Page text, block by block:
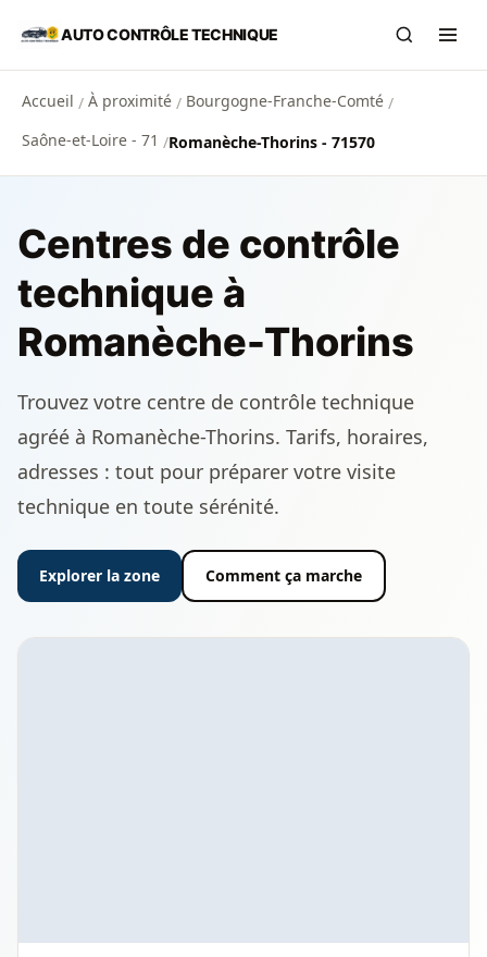
Aller au contenu principal
AUTO CONTRÔLE TECHNIQUE
Accueil / À proximité / Bourgogne-Franche-Comté /
Saône-et-Loire - 71 /Romanèche-Thorins - 71570
Centres de contrôle
technique à
Romanèche-Thorins
Trouvez votre centre de contrôle technique
agréé à Romanèche-Thorins. Tarifs, horaires,
adresses : tout pour préparer votre visite
technique en toute sérénité.
Explorer la zone Comment ça marche